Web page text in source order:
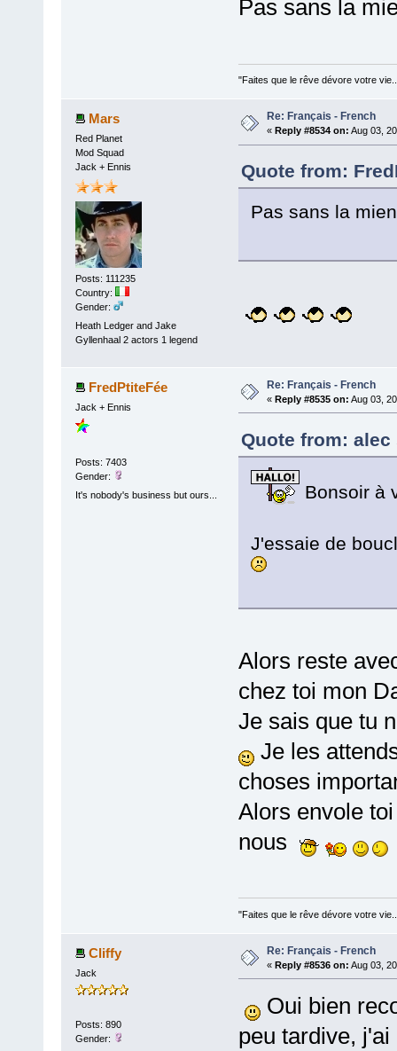
Pas sans la
"Faites que le rêve dévore votre
Mars
Red Planet
Mod Squad
Jack + Ennis
Posts: 111235
Country:
Gender:
Heath Ledger and Jake
Gyllenhaal 2 actors 1 legend
Re: Français - French
« Reply #8534 on: Aug 03,
Quote from:
Pas sans la
FredPtiteFée
Jack + Ennis
Posts: 7403
Gender:
It's nobody's business but ours...
Re: Français - French
« Reply #8535 on: Aug 03,
Quote from: alec
Bonsoir à
J'essaie de
Alors reste
chez toi mon
Je sais que tu
Je les
choses
Alors envole
nous
"Faites que le rêve dévore votre
Cliffy
Jack
Posts: 890
Gender:
Re: Français - French
« Reply #8536 on: Aug 03,
Oui bien
peu tardive,